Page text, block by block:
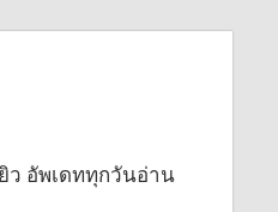
ว อัพเดททุกวันอ่าน